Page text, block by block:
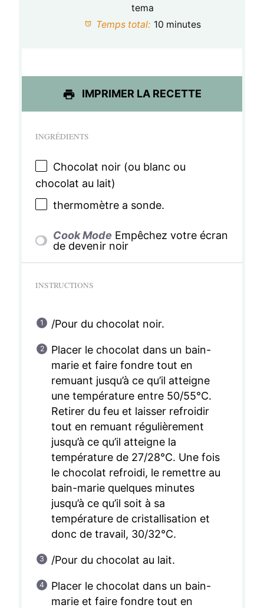
i
e
s
i
e
s
o
i
e
s
i
e
s
i
e
tema
Temps total: 10 minutes
IMPRIMER LA RECETTE
INGRÉDIENTS
Chocolat noir (ou blanc ou
chocolat au lait)
thermomètre a sonde.
Cook Mode Empêchez votre écran
de devenir noir
INSTRUCTIONS
/Pour du chocolat noir.
Placer le chocolat dans un bain-
marie et faire fondre tout en
remuant jusqu’à ce qu’il atteigne
une température entre 50/55°C.
Retirer du feu et laisser refroidir
tout en remuant régulièrement
jusqu’à ce qu’il atteigne la
température de 27/28°C. Une fois
le chocolat refroidi, le remettre au
bain-marie quelques minutes
jusqu’à ce qu’il soit à sa
température de cristallisation et
donc de travail, 30/32°C.
/Pour du chocolat au lait.
Placer le chocolat dans un bain-
marie et faire fondre tout en